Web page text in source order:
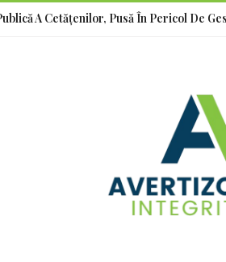
A Cetățenilor, Pusă În Pericol De